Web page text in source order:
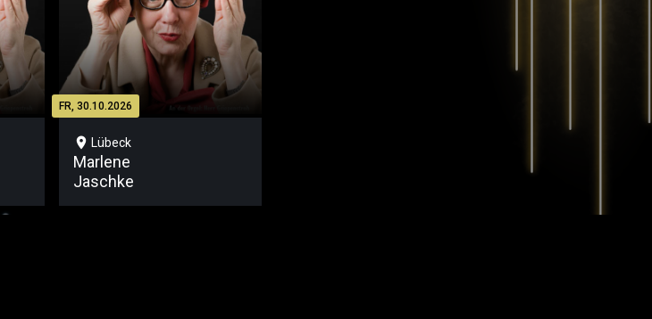
FR, 30.10.2026
location_on Lübeck
Marlene
Jaschke